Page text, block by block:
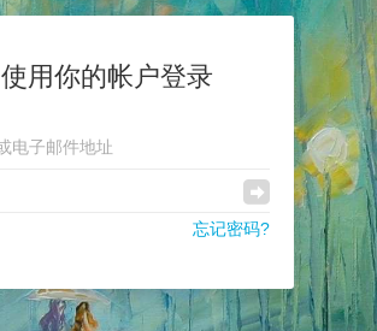
使用你的帐户登录
忘记密码?